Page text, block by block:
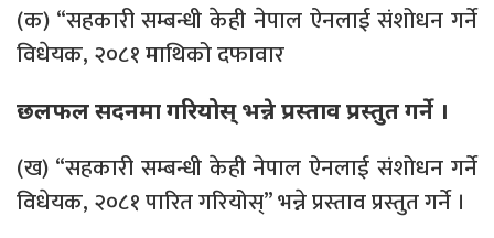
(क) “सहकारी सम्बन्धी केही नेपाल ऐनलाई संशोधन गर्ने
विधेयक, २०८१ माथिको दफावार
छलफल सदनमा गरियोस् भन्ने प्रस्ताव प्रस्तुत गर्ने ।
(ख) “सहकारी सम्बन्धी केही नेपाल ऐनलाई संशोधन गर्ने
विधेयक, २०८१ पारित गरियोस्” भन्ने प्रस्ताव प्रस्तुत गर्ने ।